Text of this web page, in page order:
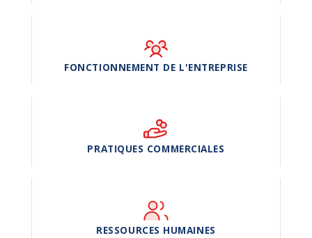
FONCTIONNEMENT DE L'ENTREPRISE
PRATIQUES COMMERCIALES
RESSOURCES HUMAINES